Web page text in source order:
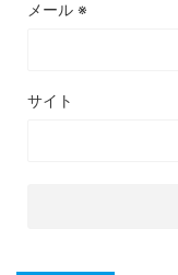
メール ※
サイト